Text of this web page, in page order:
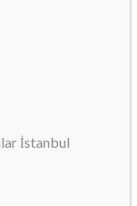
İstanbul